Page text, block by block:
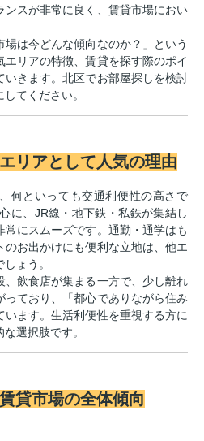
ンスが非常に良く、賃貸市場におい
は今どんな傾向なのか？」という
リアの特徴、賃貸を探す際のポイ
いきます。北区でお部屋探しを検討
てください。
リアとして人気の理由
何といっても交通利便性の高さで
に、JR線・地下鉄・私鉄が集結し
にスムーズです。通勤・通学はも
のお出かけにも便利な立地は、他エ
ょう。
、飲食店が集まる一方で、少し離れ
っており、「都心でありながら住み
ます。生活利便性を重視する方に
選択肢です。
貸市場の全体傾向